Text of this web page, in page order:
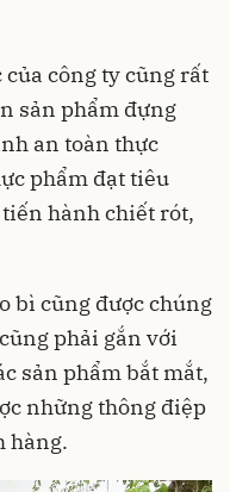
công ty cũng rất
sản phẩm đựng
an toàn thực
phẩm đạt tiêu
hành chiết rót,
bì cũng được chúng
phải gắn với
sản phẩm bắt mắt,
những thông điệp
hàng.